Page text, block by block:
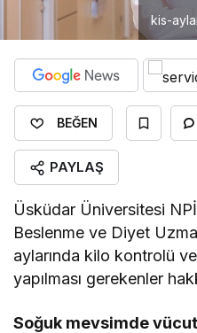
kis-
BEĞEN
PAYLAŞ
Üsküdar Üniversitesi
Beslenme ve Diyet
aylarında kilo kontrolü ve
yapılması gerekenler
Soğuk mevsimde